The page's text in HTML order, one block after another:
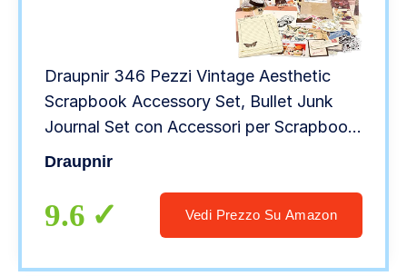
Draupnir 346 Pezzi Vintage Aesthetic
Scrapbook Accessory Set, Bullet Junk
Journal Set con Accessori per Scrapbook
Journaling, Quaderno a Griglia A6, Regalo
fai da te per Ragazzi e Bambini – Vintage
Draupnir
9.6 Vedi Prezzo Su Amazon